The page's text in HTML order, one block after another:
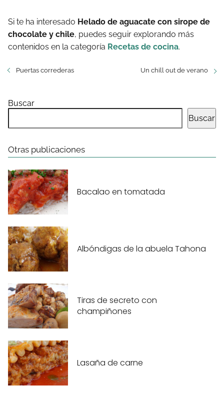
Si te ha interesado Helado de aguacate con sirope de
chocolate y chile, puedes seguir explorando más
contenidos en la categoría Recetas de cocina.
Puertas correderas Un chill out de verano
Buscar
Buscar
Otras publicaciones
Bacalao en tomatada
Albóndigas de la abuela Tahona
Tiras de secreto con
champiñones
Lasaña de carne